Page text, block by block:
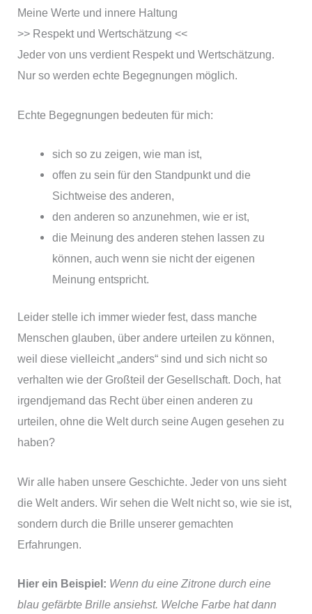
Meine Werte und innere Haltung
>> Respekt und Wertschätzung <<
Jeder von uns verdient Respekt und Wertschätzung.
Nur so werden echte Begegnungen möglich.
Echte Begegnungen bedeuten für mich:
sich so zu zeigen, wie man ist,
offen zu sein für den Standpunkt und die
Sichtweise des anderen,
den anderen so anzunehmen, wie er ist,
die Meinung des anderen stehen lassen zu
können, auch wenn sie nicht der eigenen
Meinung entspricht.
Leider stelle ich immer wieder fest, dass manche
Menschen glauben, über andere urteilen zu können,
weil diese vielleicht „anders“ sind und sich nicht so
verhalten wie der Großteil der Gesellschaft. Doch, hat
irgendjemand das Recht über einen anderen zu
urteilen, ohne die Welt durch seine Augen gesehen zu
haben?
Wir alle haben unsere Geschichte. Jeder von uns sieht
die Welt anders. Wir sehen die Welt nicht so, wie sie ist,
sondern durch die Brille unserer gemachten
Erfahrungen.
Hier ein Beispiel: Wenn du eine Zitrone durch eine
blau gefärbte Brille ansiehst. Welche Farbe hat dann